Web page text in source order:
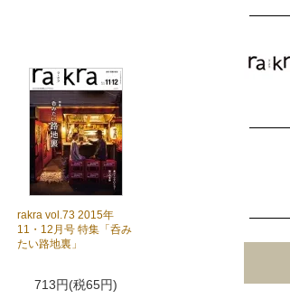
rakra vol.73 2015年
11・12月号 特集「呑み
たい路地裏」
713円(税65円)